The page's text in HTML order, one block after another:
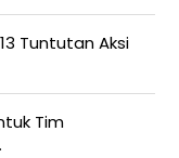
Tuntutan Aksi
Tim